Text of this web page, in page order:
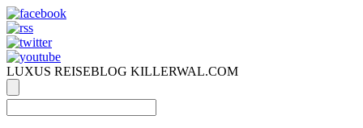
LUXUS REISEBLOG KILLERWAL.COM